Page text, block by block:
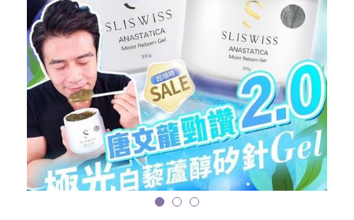
PPaebar
Elthy
Feelfing
Growus
Eunice